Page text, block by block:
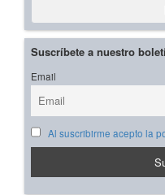
Suscríbete a nuestro
Email
Al suscribirme acepto la